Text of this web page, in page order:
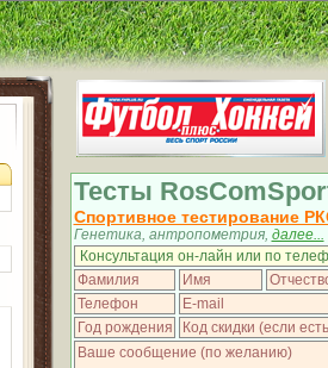
Тесты
Спортивное тестирование
Генетика, антропометрия, далее...